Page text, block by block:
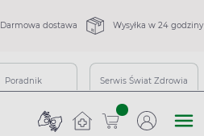
Darmowa dostawa Wysyłka w 24 godziny
Poradnik Serwis Świat Zdrowia
sztuk